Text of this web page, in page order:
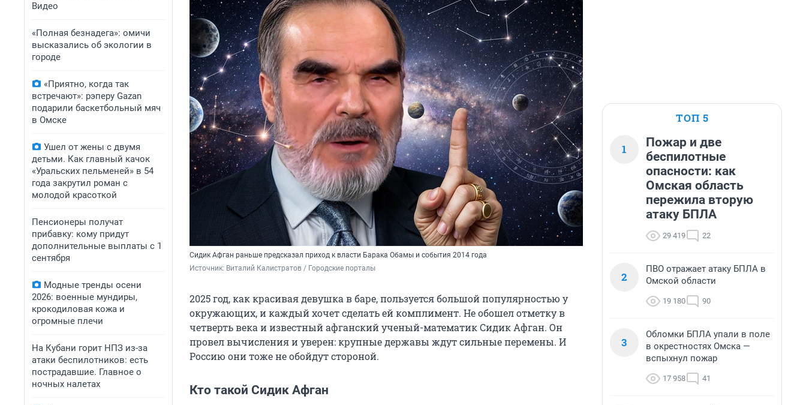
Видео
«Полная безнадега»: омичи
высказались об экологии в
городе
«Приятно, когда так
встречают»: рэперу Gazan
подарили баскетбольный мяч
в Омске
Ушел от жены с двумя
детьми. Как главный качок
«Уральских пельменей» в 54
года закрутил роман с
молодой красоткой
Пенсионеры получат
прибавку: кому придут
дополнительные выплаты с 1
сентября
Модные тренды осени
2026: военные мундиры,
крокодиловая кожа и
огромные плечи
На Кубани горит НПЗ из-за
атаки беспилотников: есть
пострадавшие. Главное о
ночных налетах
Сидик Афган раньше предсказал приход к власти Барака Обамы и события 2014 года
Источник: Виталий Калистратов / Городские порталы
2025 год, как красивая девушка в баре, пользуется большой популярностью у
окружающих, и каждый хочет сделать ей комплимент. Не обошел отметку в
четверть века и известный афганский ученый-математик Сидик Афган. Он
провел вычисления и уверен: крупные державы ждут сильные перемены. И
Россию они тоже не обойдут стороной.
Кто такой Сидик Афган
ТОП 5
1
Пожар и две
беспилотные
опасности: как
Омская область
пережила вторую
атаку БПЛА
29 419 22
2
ПВО отражает атаку БПЛА в
Омской области
19 180 90
3
Обломки БПЛА упали в поле
в окрестностях Омска —
вспыхнул пожар
17 958 41